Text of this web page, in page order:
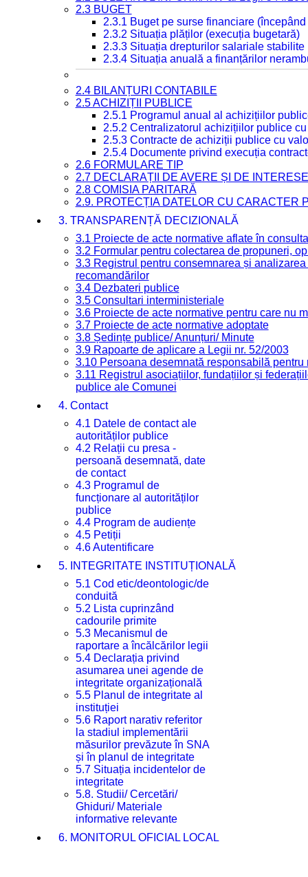
2.3 BUGET
2.3.1 Buget pe surse financiare
2.3.2 Situația plăților (execuția bugetară)
2.3.3 Situația drepturilor salariale
2.3.4 Situația anuală a finanțărilor
2.4 BILANȚURI CONTABILE
2.5 ACHIZIȚII PUBLICE
2.5.1 Programul anual al achizițiilor
2.5.2 Centralizatorul achizițiilor publice
2.5.3 Contracte de achiziții publice cu
2.5.4 Documente privind execuția
2.6 FORMULARE TIP
2.7 DECLARAȚII DE AVERE ȘI DE INTERESE
2.8 COMISIA PARITARĂ
2.9. PROTECȚIA DATELOR CU CARACTER
3. TRANSPARENȚĂ DECIZIONALĂ
3.1 Proiecte de acte normative aflate în
3.2 Formular pentru colectarea de propuneri,
3.3 Registrul pentru consemnarea și
recomandărilor
3.4 Dezbateri publice
3.5 Consultari interministeriale
3.6 Proiecte de acte normative pentru care nu
3.7 Proiecte de acte normative adoptate
3.8 Ședințe publice/ Anunțuri/ Minute
3.9 Rapoarte de aplicare a Legii nr. 52/2003
3.10 Persoana desemnată responsabilă
3.11 Registrul asociațiilor, fundațiilor și
publice ale Comunei
4. Contact
4.1 Datele de contact ale
autorităților publice
4.2 Relații cu presa -
persoană desemnată, date
de contact
4.3 Programul de
funcționare al autorităților
publice
4.4 Program de audiențe
4.5 Petiții
4.6 Autentificare
5. INTEGRITATE INSTITUȚIONALĂ
5.1 Cod etic/deontologic/de
conduită
5.2 Lista cuprinzând
cadourile primite
5.3 Mecanismul de
raportare a încălcărilor legii
5.4 Declarația privind
asumarea unei agende de
integritate organizațională
5.5 Planul de integritate al
instituției
5.6 Raport narativ referitor
la stadiul implementării
măsurilor prevăzute în SNA
și în planul de integritate
5.7 Situația incidentelor de
integritate
5.8. Studii/ Cercetări/
Ghiduri/ Materiale
informative relevante
6. MONITORUL OFICIAL LOCAL